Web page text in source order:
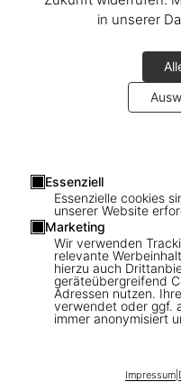
in unserer
Essenziell
Essenzielle cookies
unserer Website
Marketing
Wir verwenden
relevante
hierzu auch
geräteübergreifend
Adressen nutzen.
verwendet oder ggf.
immer anonymisiert
Impressum|
A book